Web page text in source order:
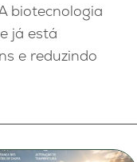
biotecnologia
já está
e reduzindo